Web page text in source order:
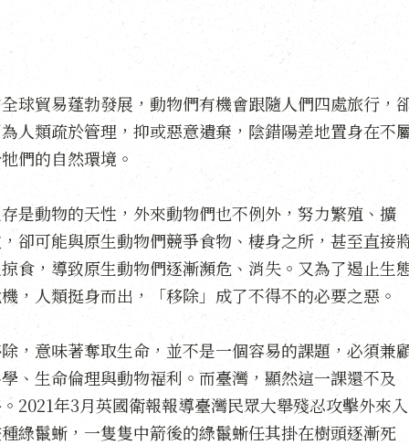
球貿易蓬勃發展，動物們有機會跟隨人們四處旅行，
人類疏於管理，抑或惡意遺棄，陰錯陽差地置身在不
們的自然環境。
是動物的天性，外來動物們也不例外，努力繁殖、擴
卻可能與原生動物們競爭食物、棲身之所，甚至直接
食，導致原生動物們逐漸瀕危、消失。又為了遏止生
，人類挺身而出，「移除」成了不得不的必要之惡。
，意味著奪取生命，並不是一個容易的課題，必須兼
、生命倫理與動物福利。而臺灣，顯然這一課還不及
2021年3月英國衛報報導臺灣民眾大舉殘忍攻擊外來入
綠鬣蜥，一隻隻中箭後的綠鬣蜥任其掛在樹頭逐漸死